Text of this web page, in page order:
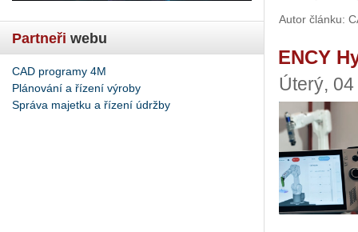
Partneři webu
CAD programy 4M
Plánování a řízení výroby
Správa majetku a řízení údržby
Autor článku:
ENCY
Úterý,